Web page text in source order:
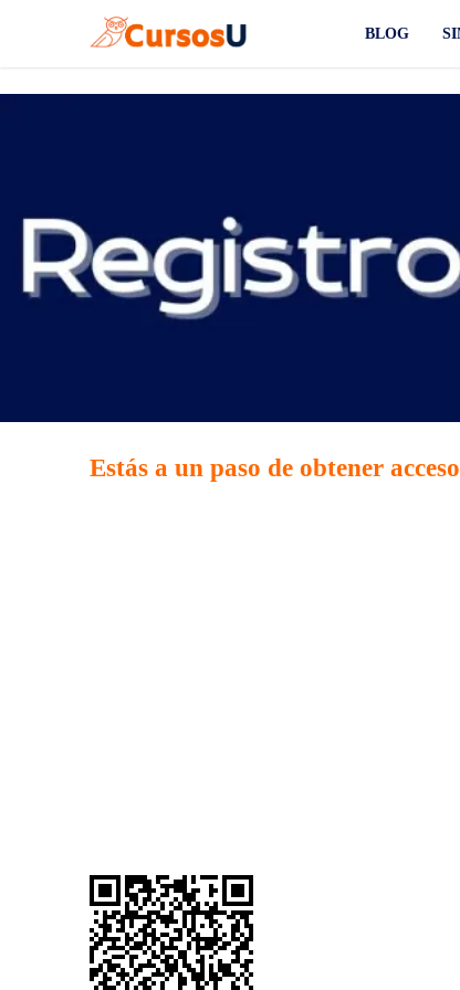
BLOG
Estás a un paso de obtener